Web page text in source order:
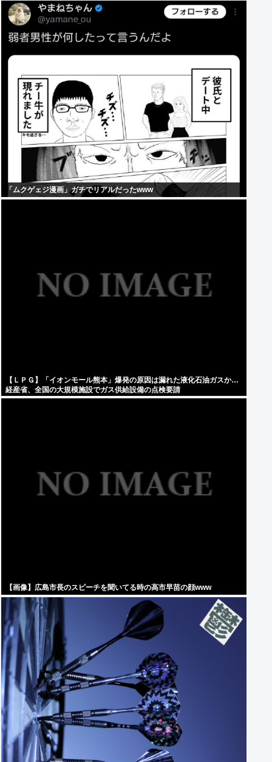
「ムクゲェジ漫画」ガチでリアルだったwww
【ＬＰＧ】「イオンモール熊本」爆発の原因は漏れた液化石油ガスか…
経産省、全国の大規模施設でガス供給設備の点検要請
【画像】広島市長のスピーチを聞いてる時の高市早苗の顔www